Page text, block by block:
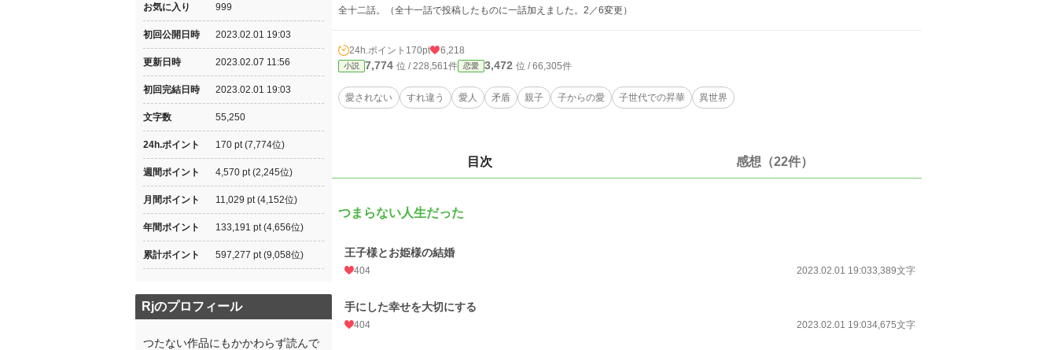
全十二話。（全十一話で投稿したものに一話加えました。2／6変更）
24h.ポイント 170pt 6,218
小説 7,774 位 / 228,561件 恋愛 3,472 位 / 66,305件
愛されない すれ違う 愛人 矛盾 親子 子からの愛 子世代での昇華 異世界
目次 感想（22件）
つまらない人生だった
王子様とお姫様の結婚
404 2023.02.01 19:033,389文字
手にした幸せを大切にする
404 2023.02.01 19:034,675文字
お気に入り 999
初回公開日時 2023.02.01 19:03
更新日時 2023.02.07 11:56
初回完結日時 2023.02.01 19:03
文字数 55,250
24h.ポイント 170 pt (7,774位)
週間ポイント 4,570 pt (2,245位)
月間ポイント 11,029 pt (4,152位)
年間ポイント 133,191 pt (4,656位)
累計ポイント 597,277 pt (9,058位)
Rjのプロフィール
つたない作品にもかかわらず読んで